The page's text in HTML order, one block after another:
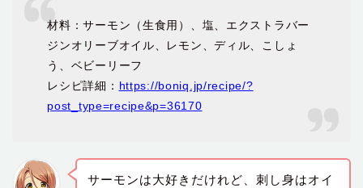
材料：サーモン（生食用）、塩、エクストラバー
ジンオリーブオイル、レモン、ディル、こしょ
う、ベビーリーフ
レシピ詳細： https://boniq.jp/recipe/?
post_type=recipe&p=36170
サーモンは大好きだけれど、刺し身はオイ